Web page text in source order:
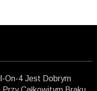
On-4 Jest Dobrym